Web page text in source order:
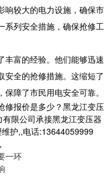
响较大的电力设施，确保市
系列安全措施，确保抢修工
丰富的经验。他们能够迅速
安全的抢修措施。这缩短了
障了市民用电安全可靠。
修报价是多少？黑龙江变压
限公司承接黑龙江变压器
护,,电话:13644059999
,
一环